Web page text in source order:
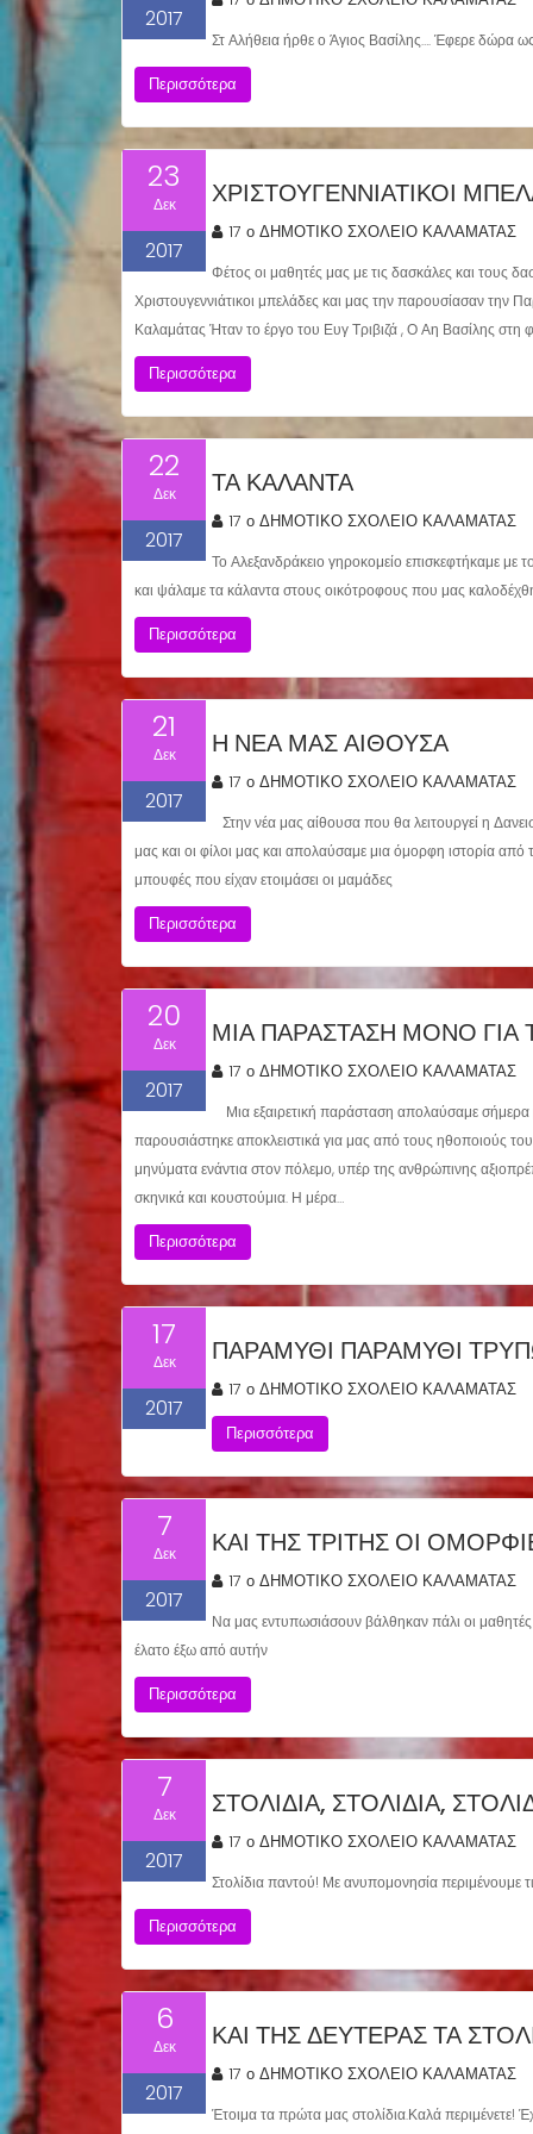
2017
Στ Αλήθεια ήρθε ο Άγιος Βασίλης…. Έφερε δώρα
Περισσότερα
23
Δεκ
2017
ΧΡΙΣΤΟΥΓΕΝΝΙΆΤΙΚΟΙ
17 ο ΔΗΜΟΤΙΚΟ ΣΧΟΛΕΙΟ ΚΑΛΑΜΑΤΑΣ
Φέτος οι μαθητές μας με τις δασκάλες και τους
Χριστουγεννιάτικοι μπελάδες και μας την παρουσίασαν
Καλαμάτας Ήταν το έργο του Ευγ Τριβιζά , Ο Αη Βασίλης στη
Περισσότερα
22
Δεκ
2017
ΤΑ ΚΆΛΑΝΤΑ
17 ο ΔΗΜΟΤΙΚΟ ΣΧΟΛΕΙΟ ΚΑΛΑΜΑΤΑΣ
Το Αλεξανδράκειο γηροκομείο επισκεφτήκαμε με
και ψάλαμε τα κάλαντα στους οικότροφους που μας
Περισσότερα
21
Δεκ
2017
Η ΝΈΑ ΜΑΣ ΑΊΘΟΥΣΑ
17 ο ΔΗΜΟΤΙΚΟ ΣΧΟΛΕΙΟ ΚΑΛΑΜΑΤΑΣ
Στην νέα μας αίθουσα που θα λειτουργεί η
μας και οι φίλοι μας και απολαύσαμε μια όμορφη ιστορία
μπουφές που είχαν ετοιμάσει οι μαμάδες
Περισσότερα
20
Δεκ
2017
ΜΙΑ ΠΑΡΆΣΤΑΣΗ ΜΌΝΟ ΓΙΑ
17 ο ΔΗΜΟΤΙΚΟ ΣΧΟΛΕΙΟ ΚΑΛΑΜΑΤΑΣ
Μια εξαιρετική παράσταση απολαύσαμε
παρουσιάστηκε αποκλειστικά για μας από τους ηθοποιούς
μηνύματα ενάντια στον πόλεμο, υπέρ της ανθρώπινης
σκηνικά και κουστούμια. Η μέρα…
Περισσότερα
17
Δεκ
2017
ΠΑΡΑΜΎΘΙ ΠΑΡΑΜΎΘΙ
17 ο ΔΗΜΟΤΙΚΟ ΣΧΟΛΕΙΟ ΚΑΛΑΜΑΤΑΣ
Περισσότερα
7
Δεκ
2017
ΚΑΙ ΤΗΣ ΤΡΊΤΗΣ ΟΙ
17 ο ΔΗΜΟΤΙΚΟ ΣΧΟΛΕΙΟ ΚΑΛΑΜΑΤΑΣ
Να μας εντυπωσιάσουν βάλθηκαν πάλι οι
έλατο έξω από αυτήν
Περισσότερα
7
Δεκ
2017
ΣΤΟΛΊΔΙΑ, ΣΤΟΛΊΔΙΑ,
17 ο ΔΗΜΟΤΙΚΟ ΣΧΟΛΕΙΟ ΚΑΛΑΜΑΤΑΣ
Στολίδια παντού! Με ανυπομονησία περιμένουμε
Περισσότερα
6
Δεκ
2017
ΚΑΙ ΤΗΣ ΔΕΥΤΈΡΑΣ ΤΑ
17 ο ΔΗΜΟΤΙΚΟ ΣΧΟΛΕΙΟ ΚΑΛΑΜΑΤΑΣ
Έτοιμα τα πρώτα μας στολίδια.Καλά περιμένετε!